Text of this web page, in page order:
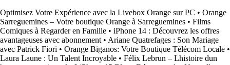
Optimisez Votre Expérience avec la Livebox Orange sur PC • Orange
Sarreguemines – Votre boutique Orange à Sarreguemines • Films
Comiques à Regarder en Famille • iPhone 14 : Découvrez les offres
avantageuses avec abonnement • Ariane Quatrefages : Son Mariage
avec Patrick Fiori • Orange Biganos: Votre Boutique Télécom Locale •
Laura Laune : Un Talent Incroyable • Félix Lebrun – Lhistoire dun